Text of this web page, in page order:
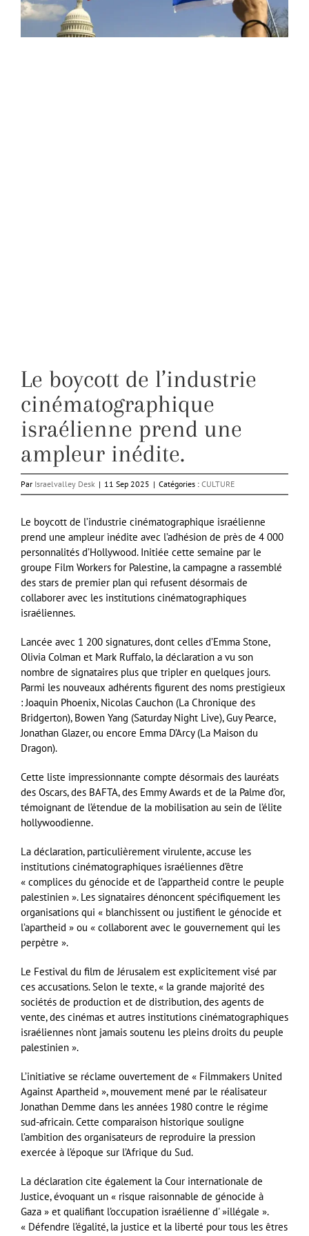
Le boycott de l’industrie
cinématographique
israélienne prend une
ampleur inédite.
Par Israelvalley Desk | 11 Sep 2025 | Catégories : CULTURE
Le boycott de l’industrie cinématographique israélienne
prend une ampleur inédite avec l’adhésion de près de 4 000
personnalités d’Hollywood. Initiée cette semaine par le
groupe Film Workers for Palestine, la campagne a rassemblé
des stars de premier plan qui refusent désormais de
collaborer avec les institutions cinématographiques
israéliennes.
Lancée avec 1 200 signatures, dont celles d’Emma Stone,
Olivia Colman et Mark Ruffalo, la déclaration a vu son
nombre de signataires plus que tripler en quelques jours.
Parmi les nouveaux adhérents figurent des noms prestigieux
: Joaquin Phoenix, Nicolas Cauchon (La Chronique des
Bridgerton), Bowen Yang (Saturday Night Live), Guy Pearce,
Jonathan Glazer, ou encore Emma D’Arcy (La Maison du
Dragon).
Cette liste impressionnante compte désormais des lauréats
des Oscars, des BAFTA, des Emmy Awards et de la Palme d’or,
témoignant de l’étendue de la mobilisation au sein de l’élite
hollywoodienne.
La déclaration, particulièrement virulente, accuse les
institutions cinématographiques israéliennes d’être
« complices du génocide et de l’appartheid contre le peuple
palestinien ». Les signataires dénoncent spécifiquement les
organisations qui « blanchissent ou justifient le génocide et
l’apartheid » ou « collaborent avec le gouvernement qui les
perpètre ».
Le Festival du film de Jérusalem est explicitement visé par
ces accusations. Selon le texte, « la grande majorité des
sociétés de production et de distribution, des agents de
vente, des cinémas et autres institutions cinématographiques
israéliennes n’ont jamais soutenu les pleins droits du peuple
palestinien ».
L’initiative se réclame ouvertement de « Filmmakers United
Against Apartheid », mouvement mené par le réalisateur
Jonathan Demme dans les années 1980 contre le régime
sud-africain. Cette comparaison historique souligne
l’ambition des organisateurs de reproduire la pression
exercée à l’époque sur l’Afrique du Sud.
La déclaration cite également la Cour internationale de
Justice, évoquant un « risque raisonnable de génocide à
Gaza » et qualifiant l’occupation israélienne d' »illégale ».
« Défendre l’égalité, la justice et la liberté pour tous les êtres